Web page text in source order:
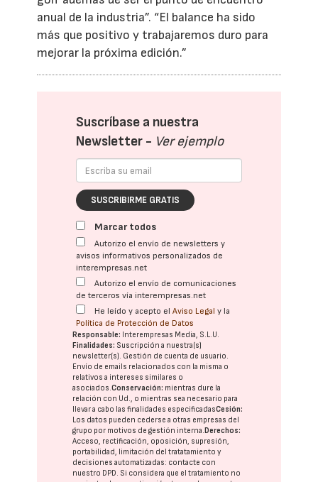
anual de la industria”. “El balance ha sido
más que positivo y trabajaremos duro para
mejorar la próxima edición.”
Suscríbase a nuestra
Newsletter - Ver ejemplo
SUSCRIBIRME GRATIS
Marcar todos
Autorizo el envío de newsletters y
avisos informativos personalizados de
interempresas.net
Autorizo el envío de comunicaciones
de terceros vía interempresas.net
He leído y acepto elAviso Legal y la
Política de Protección de Datos
Responsable: Interempresas Media, S.L.U.
Finalidades: Suscripción a nuestra(s)
newsletter(s). Gestión de cuenta de usuario.
Envío de emails relacionados con la misma o
relativos a intereses similares o
asociados.Conservación: mientras dure la
relación con Ud., o mientras sea necesario para
llevar a cabo las finalidades especificadasCesión:
Los datos pueden cederse a otras empresas del
grupo por motivos de gestión interna. Derechos:
Acceso, rectificación, oposición, supresión,
portabilidad, limitación del tratatamiento y
decisiones automatizadas: contacte con
nuestro DPD. Si considera que el tratamiento no